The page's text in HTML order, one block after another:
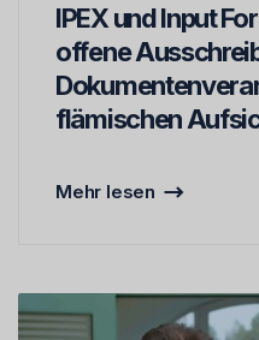
IPEX und Input
offene
flämischen
Mehr lesen